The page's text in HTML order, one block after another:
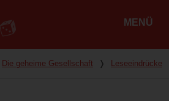
MENÜ
Die geheime Gesellschaft ❭ Leseeindrücke